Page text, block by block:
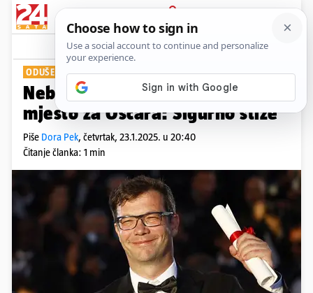
PRIJAVA
Show Komentari
ODUŠEVLJENJE RASTE
Nebojša Slijepčević pripremio je
mjesto za Oscara: Sigurno stiže
Piše Dora Pek, četvrtak, 23.1.2025. u 20:40
Čitanje članka: 1 min